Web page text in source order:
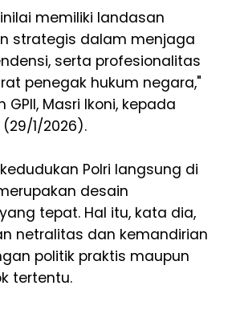
memiliki landasan
strategis dalam menjaga
serta profesionalitas
penegak hukum negara,"
Masri Ikoni, kepada
1/2026).
Polri langsung di
desain
tepat. Hal itu, kata dia,
netralitas dan kemandirian
politik praktis maupun
tertentu.